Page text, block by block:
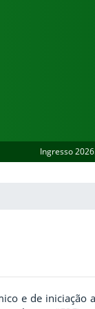
Ingresso
e de